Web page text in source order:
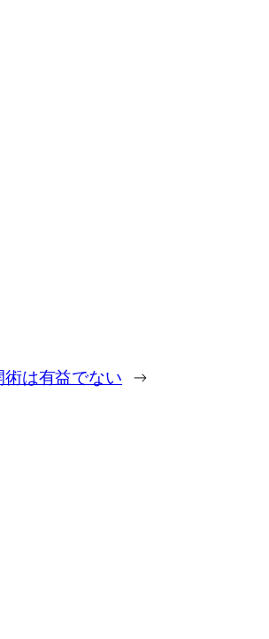
は有益でない →